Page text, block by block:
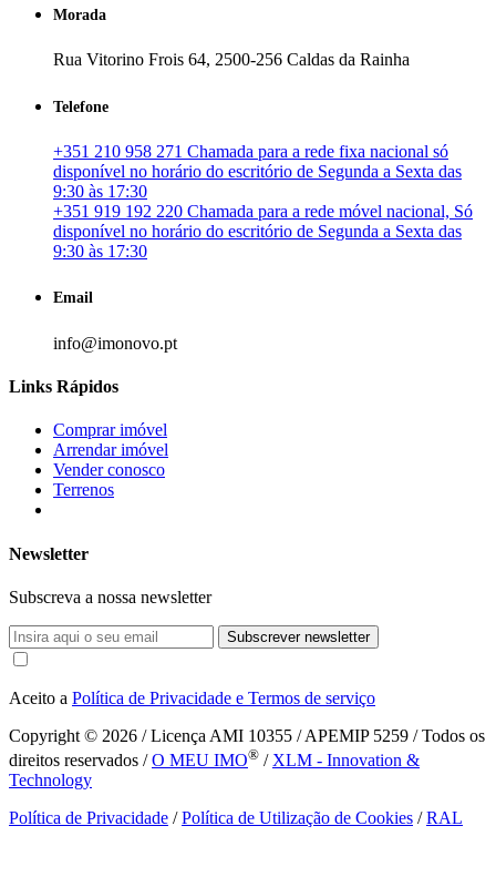
Morada
Rua Vitorino Frois 64, 2500-256 Caldas da Rainha
Telefone
+351 210 958 271 Chamada para a rede fixa nacional só
disponível no horário do escritório de Segunda a Sexta das
9:30 às 17:30
+351 919 192 220 Chamada para a rede móvel nacional, Só
disponível no horário do escritório de Segunda a Sexta das
9:30 às 17:30
Email
info@imonovo.pt
Links Rápidos
Comprar imóvel
Arrendar imóvel
Vender conosco
Terrenos
Newsletter
Subscreva a nossa newsletter
Subscrever newsletter
Aceito a Política de Privacidade e Termos de serviço
Copyright © 2026 / Licença AMI 10355 / APEMIP 5259 / Todos os
direitos reservados /O MEU IMO® / XLM - Innovation &
Technology
Política de Privacidade /Política de Utilização de Cookies /RAL